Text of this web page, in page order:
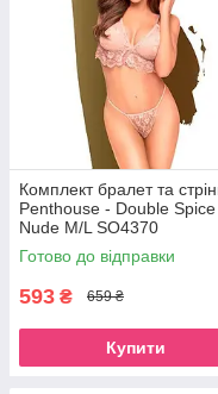
Комплект бралет та
Penthouse - Double Spice
Nude M/L SO4370
Готово до відправки
593 ₴ 659 ₴
Купити